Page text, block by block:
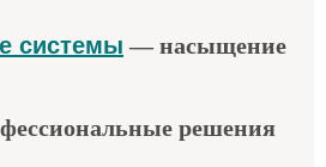
системы —насыщение
решения